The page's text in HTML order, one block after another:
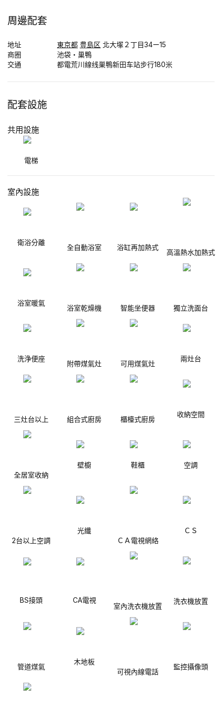
周邊配套
地址 東京都 豊島区 北大塚２丁目34ー15
商圈
池袋・巢鴨
交通
都電荒川線线巣鴨新田车站步行180米
配套設施
共用設施
電梯
室內設施
衛浴分離
全自動浴室 浴缸再加熱式
高溫熱水加熱式
浴室暖氣
浴室乾燥機 智能坐便器 獨立洗面台
洗浄便座
附帶煤氣灶 可用煤氣灶
兩灶台
三灶台以上 組合式廚房 櫃檯式廚房
收納空間
全居室收納
壁櫥 鞋櫃 空調
2台以上空調
光纖
ＣＡ電視網絡
ＣＳ
BS接頭 CA電視
室內洗衣機放置
洗衣機放置
管道煤氣
木地板
可視內線電話
監控攝像頭